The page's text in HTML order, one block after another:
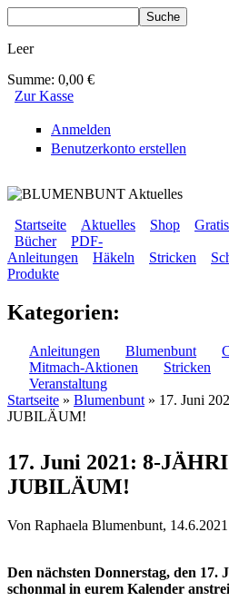
Leer
Summe: 0,00 €
Zur Kasse
Anmelden
Benutzerkonto erstellen
BLUMENBUNT
Sekundärmenü
Startseite Aktuelles Shop Gratis
Hauptmenü
Bücher
PDF-
Anleitungen
Häkeln Stricken
Produkte
Kategorien:
Anleitungen Blumenbunt
Mitmach-Aktionen
Stricken
Veranstaltung
Sie sind hier
Startseite » Blumenbunt » 17. Juni
JUBILÄUM!
17. Juni 2021: 8-
JUBILÄUM!
Von Raphaela Blumenbunt, 14.6.2021
Den nächsten Donnerstag, den 17.
schonmal in eurem Kalender